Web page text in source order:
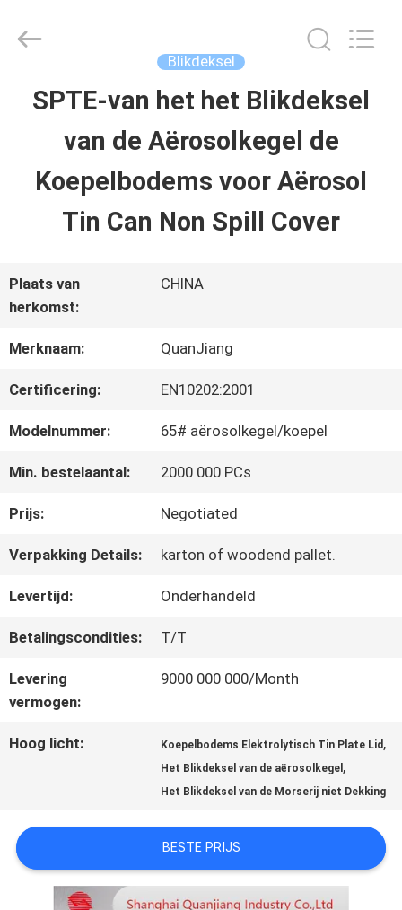
HUIS
PRODUCTEN
VIDEO'S
OVER
ONS
KWALITEITSCONTROLE
CONTACTEER
ONS
NIEUWS
GEVALLEN
OM EEN
CITAAT
METAL
Blikdeksel
SPTE-van het het Blikdeksel
van de Aërosolkegel de
Koepelbodems voor Aërosol
Tin Can Non Spill Cover
Plaats van
herkomst:
CHINA
Merknaam: QuanJiang
Certificering: EN10202:2001
Modelnummer: 65# aërosolkegel/koepel
Min. bestelaantal: 2000 000 PCs
Prijs: Negotiated
Verpakking Details: karton of woodend pallet.
Levertijd: Onderhandeld
Betalingscondities: T/T
Levering
vermogen:
9000 000 000/Month
Hoog licht: Koepelbodems Elektrolytisch Tin Plate Lid ,
Het Blikdeksel van de aërosolkegel ,
Het Blikdeksel van de Morserij niet Dekking
BESTE PRIJS